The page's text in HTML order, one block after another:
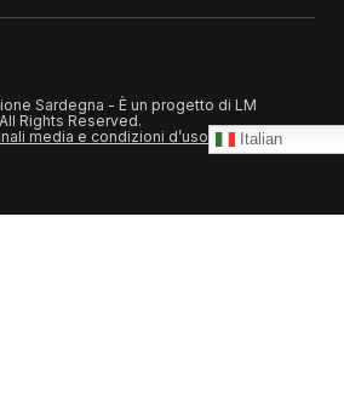
Sardegna - È un progetto di LM
Rights Reserved.
media e condizioni d’uso Italian